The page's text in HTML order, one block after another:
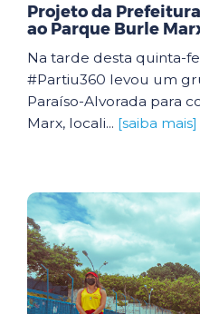
Projeto da
ao Parque Burle
Na tarde desta quinta-
#Partiu360 levou um
Paraíso-Alvorada para
Marx, locali... [saiba mais]